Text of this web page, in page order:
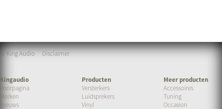
© King AudioDisclaimer
Kingaudio
Voorpagina
Merken
Nieuws
Producten
Versterkers
Luidsprekers
Vinyl
Meer producten
Accessoires
Tuning
Occasion